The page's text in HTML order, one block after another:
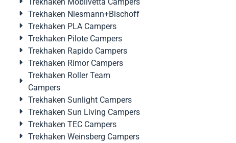
Trekhaken Niesmann+Bischoff
Trekhaken PLA Campers
Trekhaken Pilote Campers
Trekhaken Rapido Campers
Trekhaken Rimor Campers
Trekhaken Roller Team
Campers
Trekhaken Sunlight Campers
Trekhaken Sun Living Campers
Trekhaken TEC Campers
Trekhaken Weinsberg Campers